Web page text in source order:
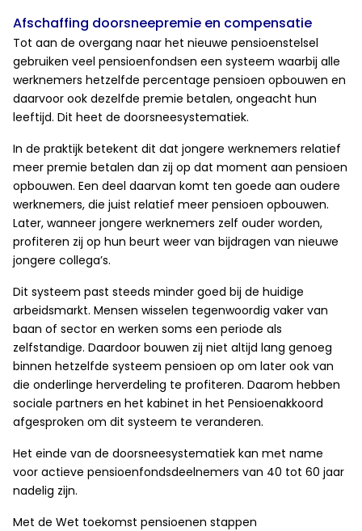
Afschaffing doorsneepremie en compensatie
Tot aan de overgang naar het nieuwe pensioenstelsel
gebruiken veel pensioenfondsen een systeem waarbij alle
werknemers hetzelfde percentage pensioen opbouwen en
daarvoor ook dezelfde premie betalen, ongeacht hun
leeftijd. Dit heet de doorsneesystematiek.
In de praktijk betekent dit dat jongere werknemers relatief
meer premie betalen dan zij op dat moment aan pensioen
opbouwen. Een deel daarvan komt ten goede aan oudere
werknemers, die juist relatief meer pensioen opbouwen.
Later, wanneer jongere werknemers zelf ouder worden,
profiteren zij op hun beurt weer van bijdragen van nieuwe
jongere collega’s.
Dit systeem past steeds minder goed bij de huidige
arbeidsmarkt. Mensen wisselen tegenwoordig vaker van
baan of sector en werken soms een periode als
zelfstandige. Daardoor bouwen zij niet altijd lang genoeg
binnen hetzelfde systeem pensioen op om later ook van
die onderlinge herverdeling te profiteren. Daarom hebben
sociale partners en het kabinet in het Pensioenakkoord
afgesproken om dit systeem te veranderen.
Het einde van de doorsneesystematiek kan met name
voor actieve pensioenfondsdeelnemers van 40 tot 60 jaar
nadelig zijn.
Met de Wet toekomst pensioenen stappen